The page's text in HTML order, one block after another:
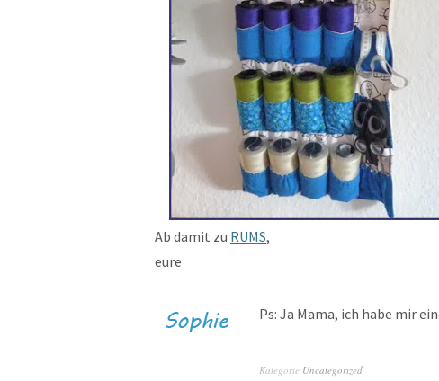
Ab damit zu RUMS,
eure
Ps: Ja Mama, ich habe mir
Kategorie Uncategorized